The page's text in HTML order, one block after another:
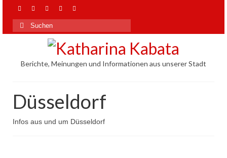
Suchen
nach:
Berichte, Meinungen und Informationen aus unserer Stadt
Düsseldorf
Infos aus und um Düsseldorf